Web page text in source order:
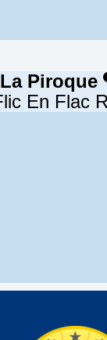
La Piroque
En Flac